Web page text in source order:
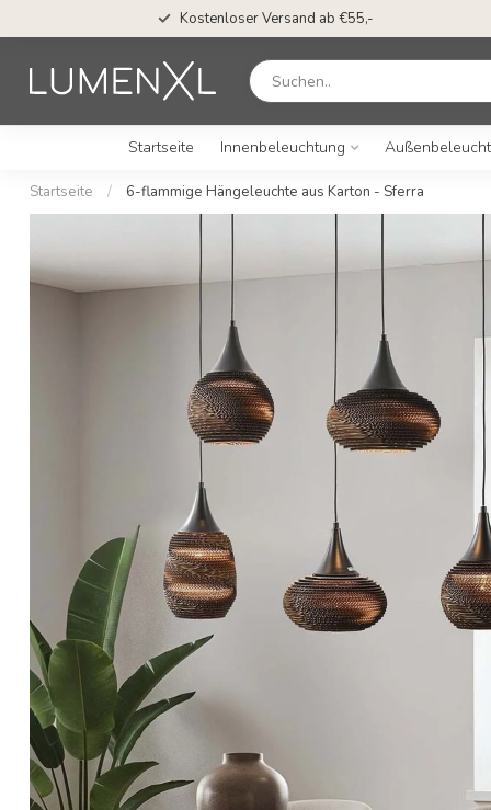
Kostenloser Versand ab €55,-
Startseite Innenbeleuchtung
Startseite / 6-flammige Hängeleuchte aus Karton - Sferra